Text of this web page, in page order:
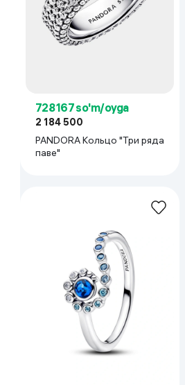
728 167 so'm/oyga
2 184 500
PANDORA Кольцо "Три ряда
паве"